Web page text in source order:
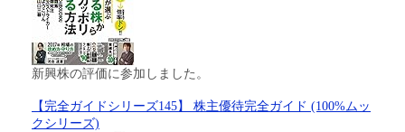
新興株の評価に参加しました。
【完全ガイドシリーズ145】 株主優待完全ガイド (100%ムッ
クシリーズ)